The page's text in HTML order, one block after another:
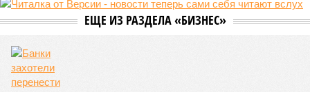
ЕЩЕ ИЗ РАЗДЕЛА «БИЗНЕС»